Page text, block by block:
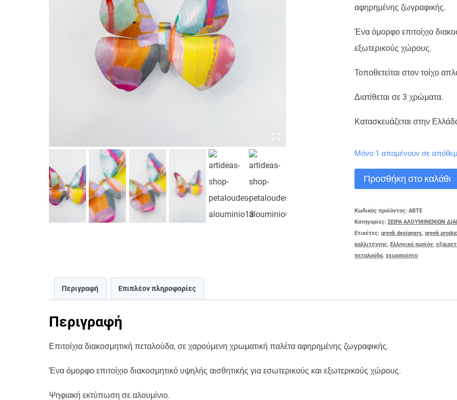
αφηρημένης ζωγραφικής.
Ένα όμορφο επιτοίχιο
εξωτερικούς χώρους.
Τοποθετείται στον τοίχο
Διατίθεται σε 3 χρώματα.
Κατασκευάζεται στην
Μόνο 1 απομένουν σε
ΠΕΤΑΛΟΥΔΑ
ΤΗΣ
ΕΛΠΙΔΑΣ
ποσότητα
Προσθήκη στο καλάθι
Κωδικός προϊόντος:ABTE
Κατηγορίες:ΣΕΙΡΑ ΑΛΟΥΜΙΝΕΝΙΩΝ
Ετικέτες:greek designers,greek
καλλιτέχνης,Ελληνικό προϊόν,
πεταλούδα,χειροποίητο
Περιγραφή Επιπλέον πληροφορίες
Περιγραφή
Επιτοίχια διακοσμητική πεταλούδα, σε χαρούμενη χρωματική παλέτα αφηρημένης ζωγραφικής.
Ένα όμορφο επιτοίχιο διακοσμητικό υψηλής αισθητικής για εσωτερικούς και εξωτερικούς χώρους.
Ψηφιακή εκτύπωση σε αλουμίνιο.